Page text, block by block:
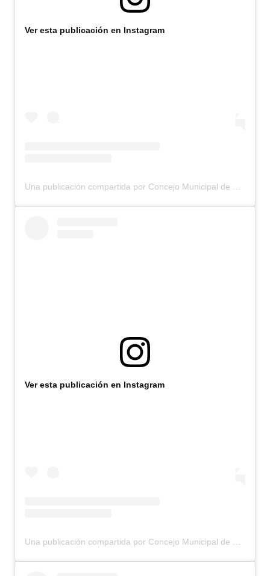
Ver esta publicación en Instagram
Una publicación compartida por Concejo Municipal de Bariloche (@concejomunicipalbariloche)
Ver esta publicación en Instagram